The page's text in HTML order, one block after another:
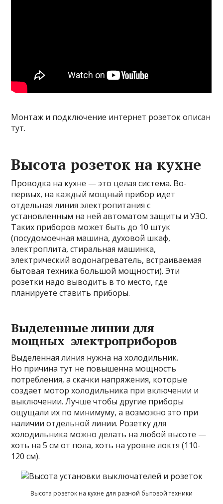
Монтаж и подключение интернет розеток описан
тут.
Высота розеток на кухне
Проводка на кухне — это целая система. Во-
первых, на каждый мощный прибор идет
отдельная линия электропитания с
установленным на ней автоматом защиты и УЗО.
Таких приборов может быть до 10 штук
(посудомоечная машина, духовой шкаф,
электроплита, стиральная машинка,
электрический водонагреватель, встраиваемая
бытовая техника большой мощности). Эти
розетки надо выводить в то место, где
планируете ставить приборы.
Выделенные линии для
мощных электроприборов
Выделенная линия нужна на холодильник.
Но причина тут не повышенна мощность
потребления, а скачки напряжения, которые
создает мотор холодильника при включении и
выключении. Лучше чтобы другие приборы
ощущали их по минимуму, а возможно это при
наличии отдельной линии. Розетку для
холодильника можно делать на любой высоте —
хоть на 5 см от пола, хоть на уровне локтя (110-
120 см).
Высота розеток на кухне для разной бытовой техники